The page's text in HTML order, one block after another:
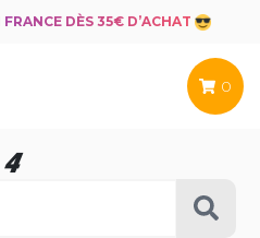
DÈS 35€ D’ACHAT
0